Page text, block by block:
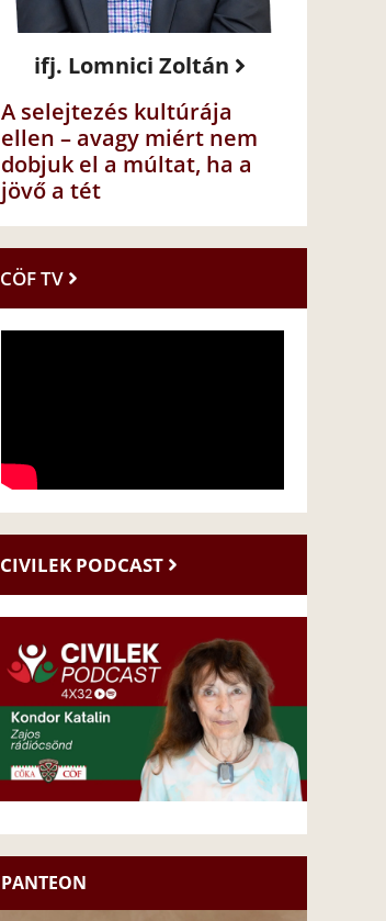
ifj. Lomnici Zoltán
A selejtezés kultúrája
ellen – avagy miért nem
dobjuk el a múltat, ha a
jövő a tét
CÖF TV
CIVILEK PODCAST
PANTEON